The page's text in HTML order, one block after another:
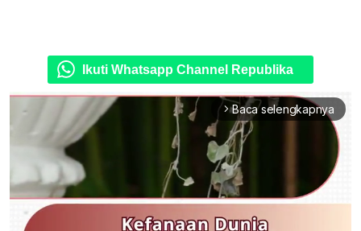
Ikuti Whatsapp Channel Republika
arrow_forward_ios Baca selengkapnya